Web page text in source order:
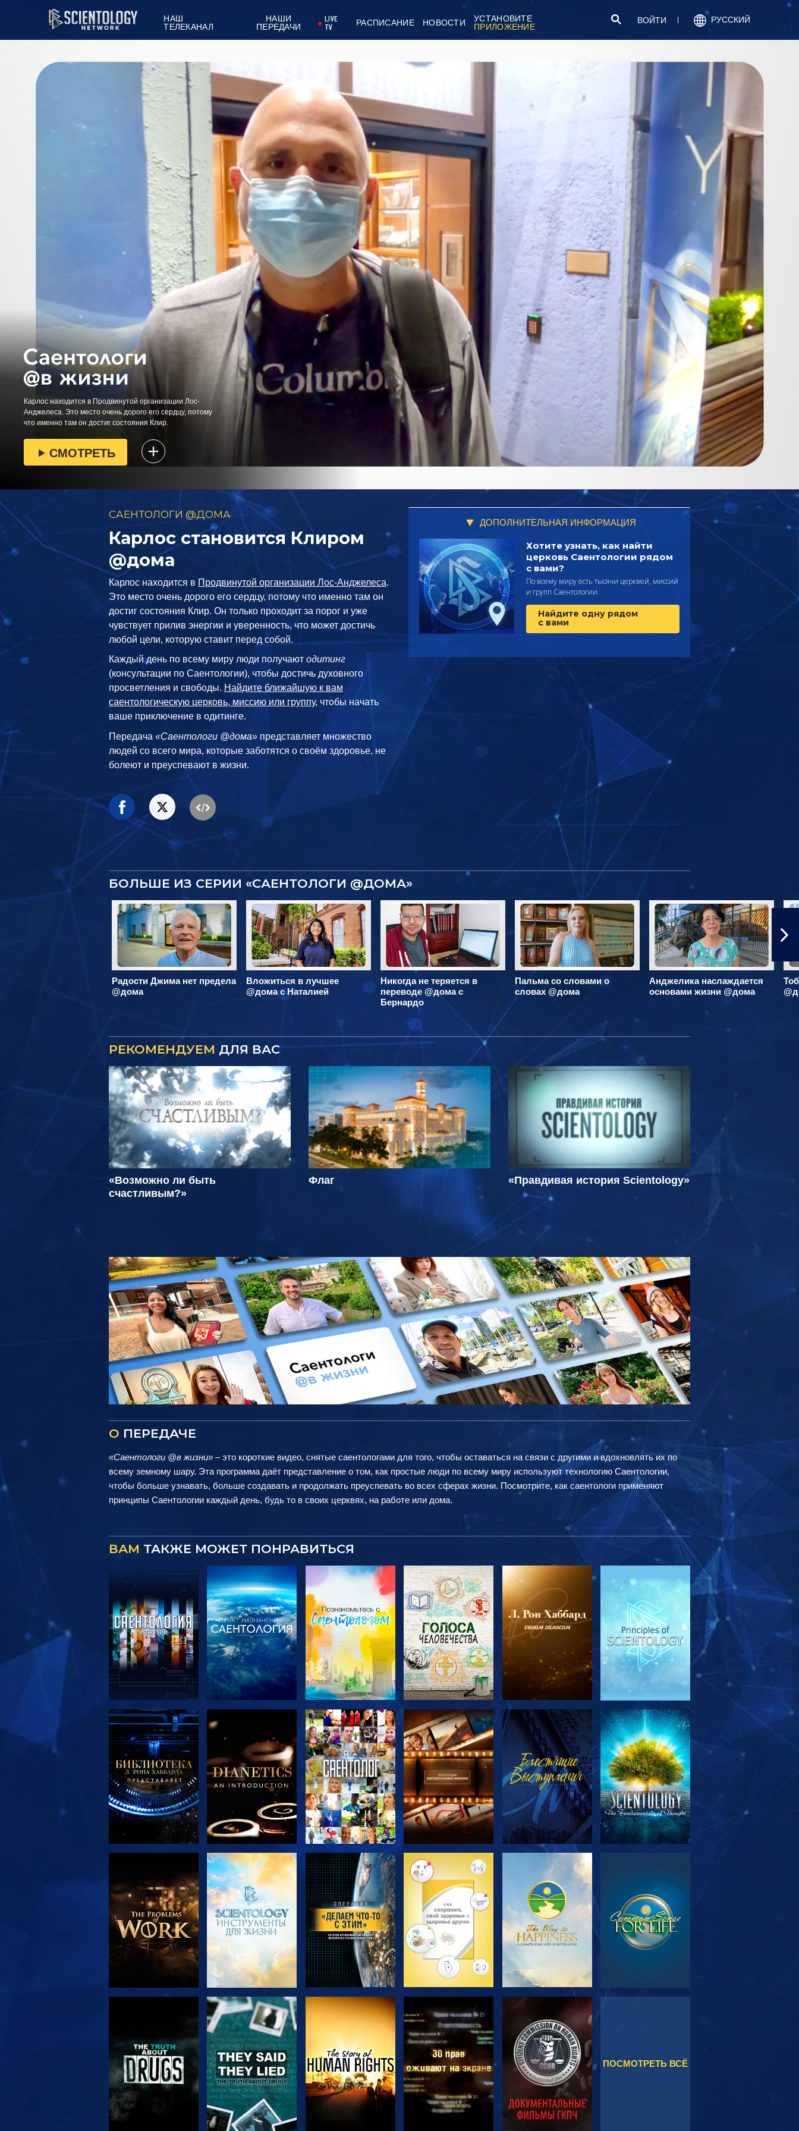
НАШ
ТЕЛЕКАНАЛ
НАШИ
ПЕРЕДАЧИ
LIVE
TV
РАСПИСАНИЕ НОВОСТИ
УСТАНОВИТЕ
ПРИЛОЖЕНИЕ
ВОЙТИ РУССКИЙ
Карлос находится в Продвинутой организации Лос-
Анджелеса. Это место очень дорого его сердцу, потому
что именно там он достиг состояния Клир.
СМОТРЕТЬ
САЕНТОЛОГИ @ДОМА
Карлос становится Клиром
@дома
Карлос находится в Продвинутой организации Лос-Анджелеса.
Это место очень дорого его сердцу, потому что именно там он
достиг состояния Клир. Он только проходит за порог и уже
чувствует прилив энергии и уверенность, что может достичь
любой цели, которую ставит перед собой.
Каждый день по всему миру люди получаютодитинг
(консультации по Саентологии), чтобы достичь духовного
просветления и свободы. Найдите ближайшую к вам
саентологическую церковь, миссию или группу, чтобы начать
ваше приключение в одитинге.
Передача«Саентологи @дома» представляет множество
людей со всего мира, которые заботятся о своём здоровье, не
болеют и преуспевают в жизни.
ДОПОЛНИТЕЛЬНАЯ ИНФОРМАЦИЯ
Хотите узнать, как найти
церковь Саентологии рядом
с вами?
По всему миру есть тысячи церквей, миссий
и групп Саентологии.
Найдите одну рядом
с вами
БОЛЬШЕ ИЗ СЕРИИ «САЕНТОЛОГИ @ДОМА»
Радости Джима нет предела
@дома
Вложиться в лучшее
@дома с Наталией
Никогда не теряется в
переводе @дома с
Бернардо
Пальма со словами о
словах @дома
Анджелика наслаждается
основами жизни @дома
РЕКОМЕНДУЕМ ДЛЯ ВАС
«Возможно ли быть
счастливым?»
Флаг «Правдивая история Scientology»
О ПЕРЕДАЧЕ
«Саентологи @в жизни» – это короткие видео, снятые саентологами для того, чтобы оставаться на связи с другими и вдохновлять их по
всему земному шару. Эта программа даёт представление о том, как простые люди по всему миру используют технологию Саентологии,
чтобы больше узнавать, больше создавать и продолжать преуспевать во всех сферах жизни. Посмотрите, как саентологи применяют
принципы Саентологии каждый день, будь то в своих церквях, на работе или дома.
ВАМ ТАКЖЕ МОЖЕТ ПОНРАВИТЬСЯ
СМОТРЕТЬ
ПЕРЕДАЧИ
СМОТРЕТЬ
ПЕРЕДАЧИ
СМОТРЕТЬ
ПЕРЕДАЧИ
СМОТРЕТЬ
ПЕРЕДАЧИ
СМОТРЕТЬ
ПЕРЕДАЧИ
СМОТРЕТЬ
СМОТРЕТЬ
ПЕРЕДАЧИ
СМОТРЕТЬ
СМОТРЕТЬ
ПЕРЕДАЧИ
СМОТРЕТЬ
ПЕРЕДАЧИ
СМОТРЕТЬ
ПЕРЕДАЧИ
СМОТРЕТЬ СМОТРЕТЬ СМОТРЕТЬ СМОТРЕТЬ
ПОСМОТРЕТЬ ВСЁ